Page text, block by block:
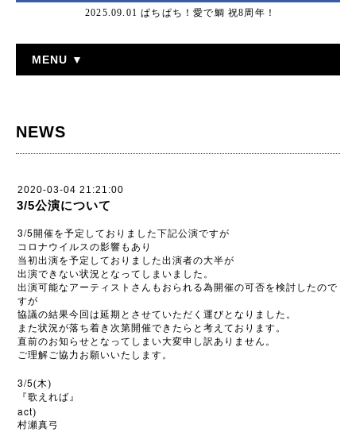
2025.09.01 ぱちぱち！愛で鯛 祝8周年！
MENU ▼
NEWS
2020-03-04 21:21:00
3/5公演について
3/5 開催を予定しておりました下記公演ですが
コロナウイルスの影響もあり
当初出演を予定しておりました出演者の大半が
出演できない状況となってしまいました。
出演可能なアーティストさんもおられる為開催の可否を検討したので
すが
協議の結果今回は延期とさせていただく運びとなりました。
また状況が落ち着き次第開催できたらと考えております。
直前のお知らせとなってしまい大変申し訳ありません。
ご理解ご協力お願いいたします。
3/5(木)
『歌えれば』
act)
村瀬真弓